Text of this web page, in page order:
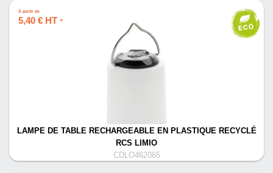
À partir de
5,40 € HT *
LAMPE DE TABLE RECHARGEABLE EN PLASTIQUE RECYCLÉ
RCS LIMIO
CDLO462065